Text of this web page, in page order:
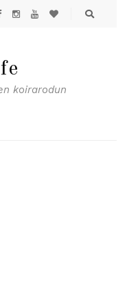
koirarodun